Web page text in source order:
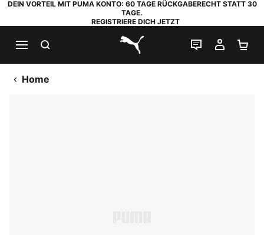
DEIN VORTEIL MIT PUMA KONTO: 60 TAGE RÜCKGABERECHT STATT 30
TAGE.
REGISTRIERE DICH JETZT
PUMA.com
LIVE-CHAT
MEIN
Home